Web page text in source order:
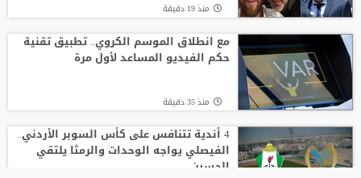
لوكا زيدان يودع غرناطة ويوقع لناد إسباني
جديد
منذ 19 دقيقة
مع انطلاق الموسم الكروي.. تطبيق تقنية
حكم الفيديو المساعد لأول مرة
منذ 35 دقيقة
4 أندية تتنافس على كأس السوبر الأردني..
الفيصلي يواجه الوحدات والرمثا يلتقي
الحسين